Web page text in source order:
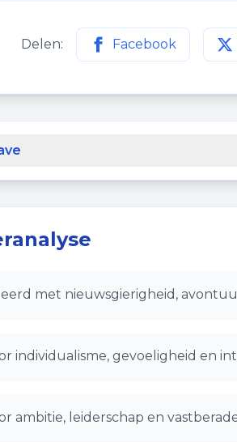
Delen: Facebook
Deel deze pagina op
met nieuwsgierigheid,
individualisme, gevoeligheid en
ambitie, leiderschap en